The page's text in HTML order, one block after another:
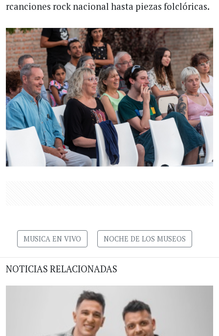
rcanciones rock nacional hasta piezas folclóricas.
MUSICA EN VIVO NOCHE DE LOS MUSEOS
NOTICIAS RELACIONADAS